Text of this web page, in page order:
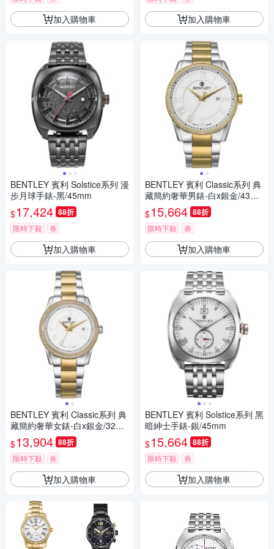
加入購物車
BENTLEY 賓利 Solstice系列 漫
步月球手錶-黑/45mm
$17,424 88折
限時下殺 券
加入購物車
BENTLEY 賓利 Classic系列 典
藏簡約奢華女錶-白x銀金/32m
m
$13,904 88折
限時下殺 券
加入購物車
加入購物車
BENTLEY 賓利 Classic系列 典
藏簡約奢華男錶-白x銀金/43m
m
$15,664 88折
限時下殺 券
加入購物車
BENTLEY 賓利 Solstice系列 黑
暗紳士手錶-銀/45mm
$15,664 88折
限時下殺 券
加入購物車